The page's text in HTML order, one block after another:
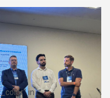
in